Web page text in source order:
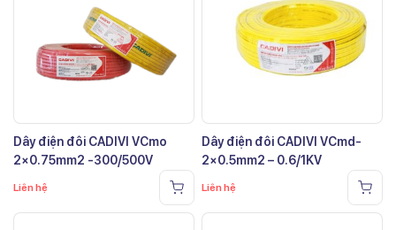
Dây điện đôi CADIVI VCmo
2×0.75mm2 -300/500V
Liên hệ
Dây điện đôi CADIVI VCmd-
2×0.5mm2 – 0.6/1KV
Liên hệ